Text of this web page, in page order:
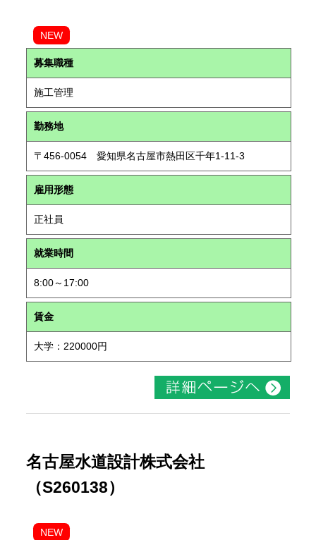
NEW
募集職種
施工管理
勤務地
〒456-0054 愛知県名古屋市熱田区千年1-11-3
雇用形態
正社員
就業時間
8:00～17:00
賃金
大学：220000円
名古屋水道設計株式会社
（S260138）
NEW